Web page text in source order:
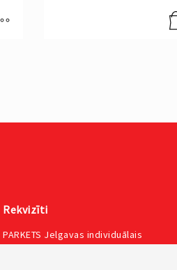
Rekvizīti
PARKETS Jelgavas individuālais